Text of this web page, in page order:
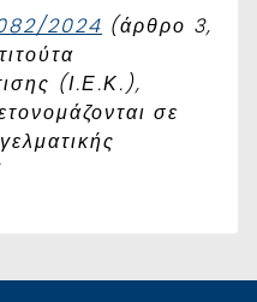
2024 (άρθρο 3,
(Ι.Ε.Κ.),
σε